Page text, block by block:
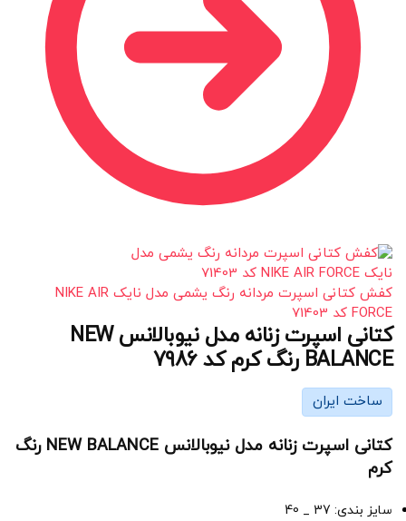
کفش کتانی اسپرت مردانه رنگ یشمی مدل نایک NIKE AIR
FORCE کد 71403
کتانی اسپرت زنانه مدل نیوبالانس NEW
BALANCE رنگ کرم کد 7986
ساخت ایران
کتانی اسپرت زنانه مدل نیوبالانس NEW BALANCE رنگ
کرم
سایز بندی: 37 _ 40